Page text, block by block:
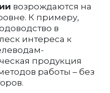
возрождаются на
К примеру,
в
интереса к
продукция
работы – без